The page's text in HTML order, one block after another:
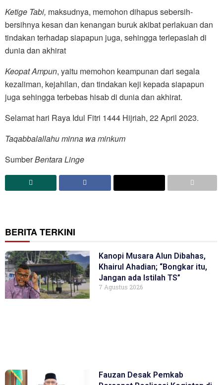
Ketige Tabi, maksudnya, memohon dihapus sebersih-
bersihnya kesan dan kenangan buruk akibat perlakuan dan
tindakan terhadap siapapun juga, sehingga terlepaslah di
dunia dan akhirat
Keopat Ampun, yaitu memohon keampunan dari segala
kezaliman, kejahilan, dan tindakan keji kepada siapapun
juga sehingga terbebas hisab di dunia dan akhirat.
Selamat hari Raya Idul Fitri 1444 Hijriah, 22 April 2023.
Taqabbalallahu minna wa minkum
SumberBentara Linge
BERITA TERKINI
Kanopi Musara Alun Dibahas,
Khairul Ahadian; “Bongkar itu,
Jangan ada Istilah TS”
7 Agustus 2026
Fauzan Desak Pemkab